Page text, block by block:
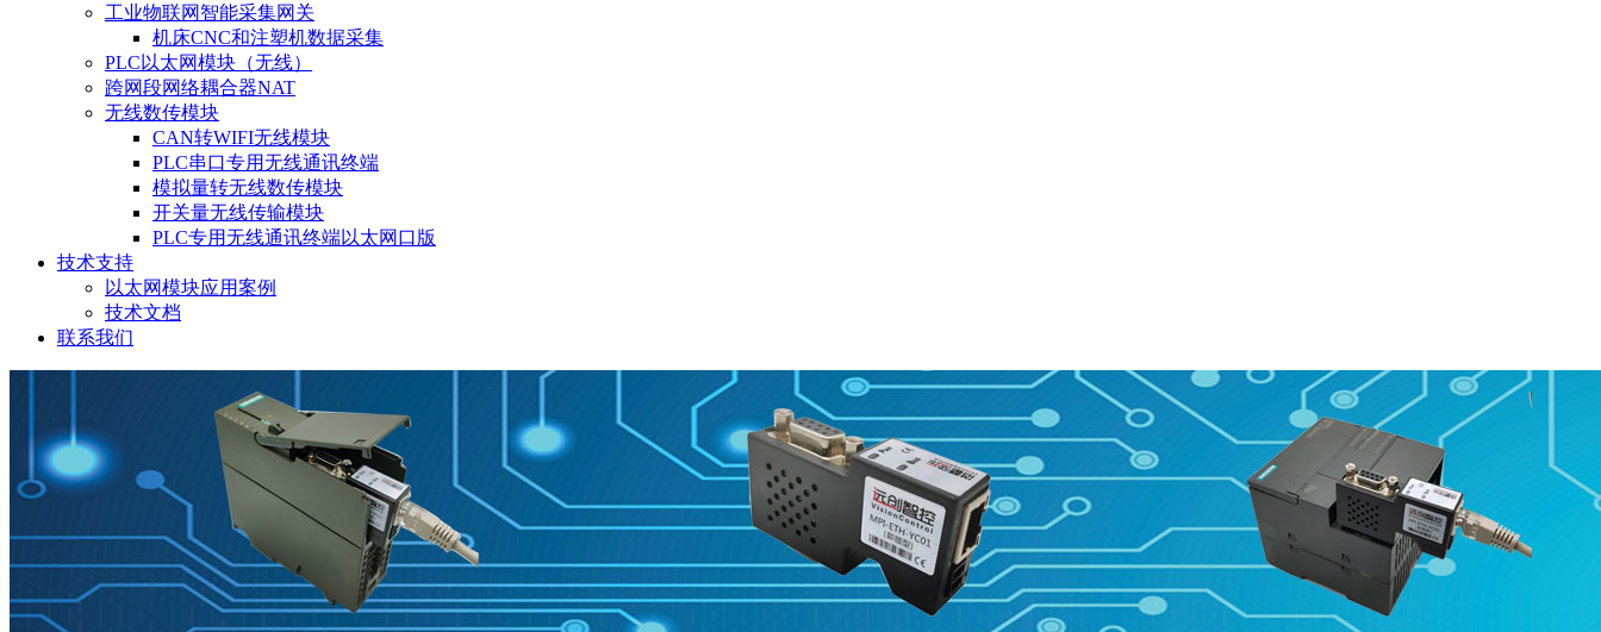
工业物联网智能采集网关
机床CNC和注塑机数据采集
PLC以太网模块（无线）
跨网段网络耦合器NAT
无线数传模块
CAN转WIFI无线模块
PLC串口专用无线通讯终端
模拟量转无线数传模块
开关量无线传输模块
PLC专用无线通讯终端以太网口版
技术支持
以太网模块应用案例
技术文档
联系我们